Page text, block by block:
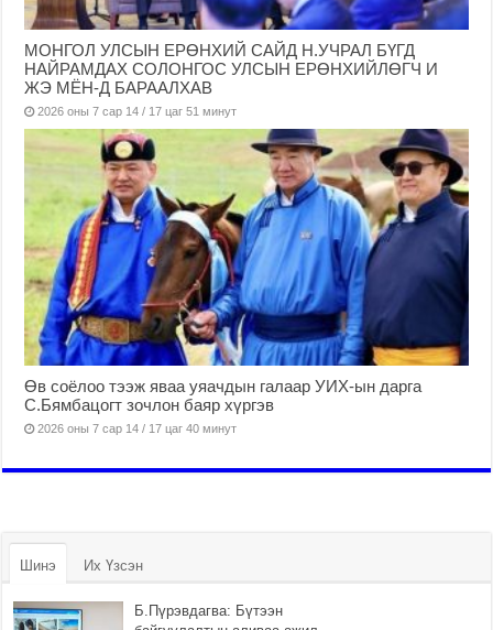
МОНГОЛ УЛСЫН ЕРӨНХИЙ САЙД Н.УЧРАЛ БҮГД
НАЙРАМДАХ СОЛОНГОС УЛСЫН ЕРӨНХИЙЛӨГЧ И
ЖЭ МЁН-Д БАРААЛХАВ
2026 оны 7 сар 14 / 17 цаг 51 минут
Өв соёлоо тээж яваа уяачдын галаар УИХ-ын дарга
С.Бямбацогт зочлон баяр хүргэв
2026 оны 7 сар 14 / 17 цаг 40 минут
Шинэ Их Үзсэн
Б.Пүрэвдагва: Бүтээн